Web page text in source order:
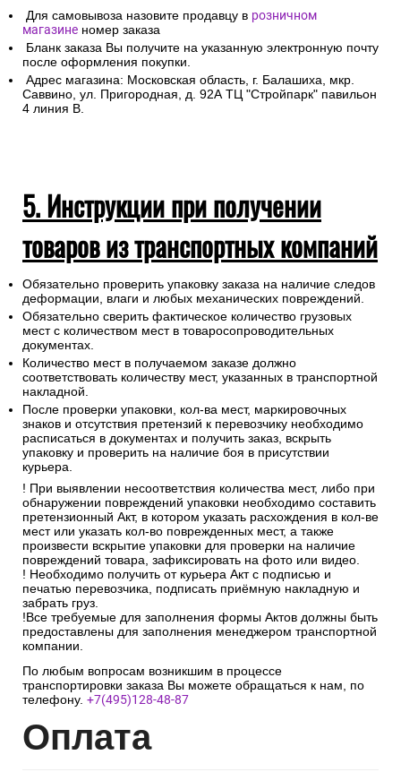
Для самовывоза назовите продавцу в розничном
магазине номер заказа
Бланк заказа Вы получите на указанную электронную почту
после оформления покупки.
Адрес магазина: Московская область, г. Балашиха, мкр.
Саввино, ул. Пригородная, д. 92А ТЦ "Стройпарк" павильон
4 линия В.
5. Инструкции при получении
товаров из транспортных компаний
Обязательно проверить упаковку заказа на наличие следов
деформации, влаги и любых механических повреждений.
Обязательно сверить фактическое количество грузовых
мест с количеством мест в товаросопроводительных
документах.
Количество мест в получаемом заказе должно
соответствовать количеству мест, указанных в транспортной
накладной.
После проверки упаковки, кол-ва мест, маркировочных
знаков и отсутствия претензий к перевозчику необходимо
расписаться в документах и получить заказ, вскрыть
упаковку и проверить на наличие боя в присутствии
курьера.
! При выявлении несоответствия количества мест, либо при
обнаружении повреждений упаковки необходимо составить
претензионный Акт, в котором указать расхождения в кол-ве
мест или указать кол-во поврежденных мест, а также
произвести вскрытие упаковки для проверки на наличие
повреждений товара, зафиксировать на фото или видео.
! Необходимо получить от курьера Акт с подписью и
печатью перевозчика, подписать приёмную накладную и
забрать груз.
!Все требуемые для заполнения формы Актов должны быть
предоставлены для заполнения менеджером транспортной
компании.
По любым вопросам возникшим в процессе
транспортировки заказа Вы можете обращаться к нам, по
телефону. +7(495)128-48-87
Оплата